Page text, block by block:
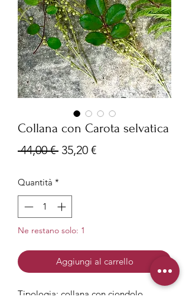
Collana con Carota selvatica
44,00 € Prezzo
35,20 €Prezzo
Quantità *
Ne restano solo: 1
Aggiungi al carrello
Tipologia: collana con ciondolo